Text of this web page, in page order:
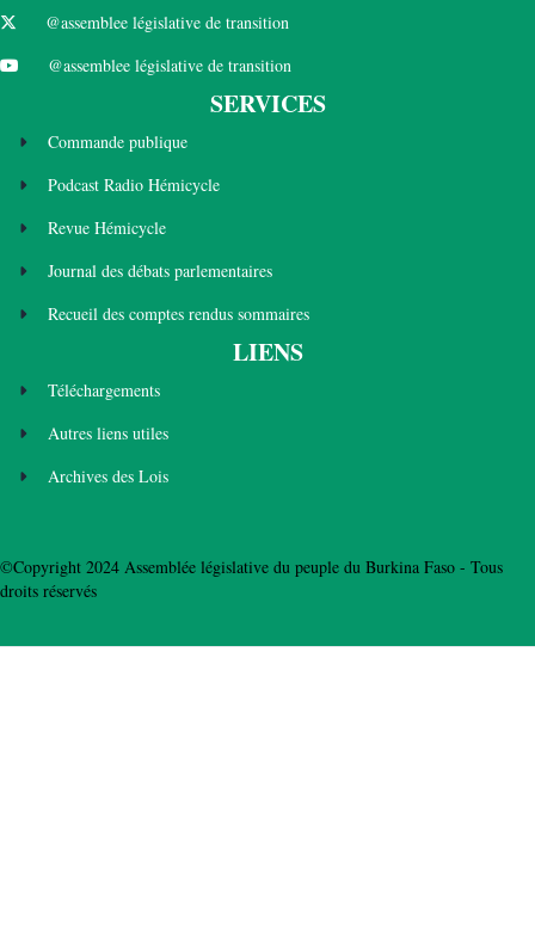
@assemblee législative de transition
@assemblee législative de transition
SERVICES
Commande publique
Podcast Radio Hémicycle
Revue Hémicycle
Journal des débats parlementaires
Recueil des comptes rendus sommaires
LIENS
Téléchargements
Autres liens utiles
Archives des Lois
©Copyright 2024 Assemblée législative du peuple du Burkina Faso - Tous
droits réservés